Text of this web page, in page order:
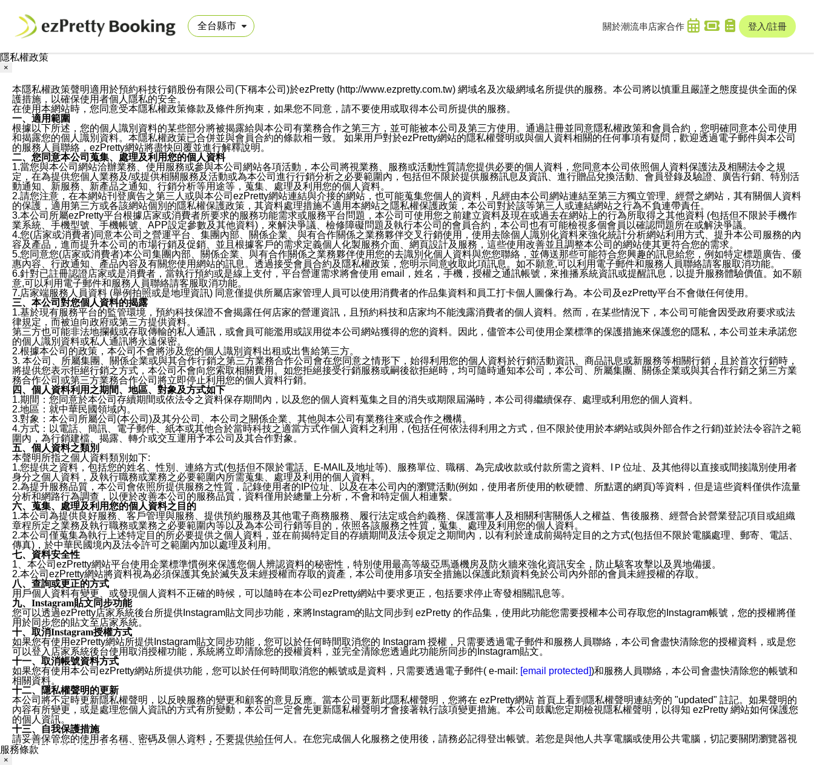
關於潮流串 店家合作 登入/註冊
隱私權政策
×
本隱私權政策聲明適用於預約科技行銷股份有限公司(下稱本公司)於ezPretty (http://www.ezpretty.com.tw) 網域名及次級網域名所提供的服務。本公司將以慎重且嚴謹之態度提供全面的保
護措施，以確保使用者個人隱私的安全。
在使用本網站時，您同意受本隱私權政策條款及條件所拘束，如果您不同意，請不要使用或取得本公司所提供的服務。
一、適用範圍
根據以下所述，您的個人識別資料的某些部分將被揭露給與本公司有業務合作之第三方，並可能被本公司及第三方使用。通過註冊並同意隱私權政策和會員合約，您明確同意本公司使用
和揭露您的個人識別資料。本隱私權政策已合併並與會員合約的條款相一致。 如果用戶對於ezPretty網站的隱私權聲明或與個人資料相關的任何事項有疑問，歡迎透過電子郵件與本公司
的服務人員聯絡，ezPretty網站將盡快回覆並進行解釋說明。
二、您同意本公司蒐集、處理及利用您的個人資料
1.當您與本公司網站洽辦業務、使用服務或參與本公司網站各項活動，本公司將視業務、服務或活動性質請您提供必要的個人資料，您同意本公司依照個人資料保護法及相關法令之規
定，在為提供您個人業務及/或提供相關服務及活動或為本公司進行行銷分析之必要範圍內，包括但不限於提供服務訊息及資訊、進行贈品兌換活動、會員登錄及驗證、廣告行銷、特別活
動通知、新服務、新產品之通知、行銷分析等用途等，蒐集、處理及利用您的個人資料。
2.請您注意，在本網站刊登廣告之第三人或與本公司ezPretty網站連結與介接的網站，也可能蒐集您個人的資料，凡經由本公司網站連結至第三方獨立管理、經營之網站，其有關個人資料
的保護，適用第三方或各該網站個別的隱私權保護政策，其資料處理措施不適用本網站之隱私權保護政策，本公司對於該等第三人或連結網站之行為不負連帶責任。
3.本公司所屬ezPretty平台根據店家或消費者所要求的服務功能需求或服務平台問題，本公司可使用您之前建立資料及現在或過去在網站上的行為所取得之其他資料 (包括但不限於手機作
業系統、手機型號、手機帳號、APP設定參數及其他資料)，來解決爭議、檢修障礙問題及執行本公司的會員合約，本公司也有可能檢視多個會員以確認問題所在或解決爭議。
4.您(店家或消費者)同意本公司之營運平台、集團內部、關係企業、與有合作關係之業務夥伴交叉行銷使用，使用去除個人識別化資料來強化統計分析網站利用方式、提升本公司服務的內
容及產品，進而提升本公司的市場行銷及促銷、並且根據客戶的需求定義個人化製服務介面、網頁設計及服務，這些使用改善並且調整本公司的網站使其更符合您的需求。
5.您同意您(店家或消費者)本公司集團內部、關係企業、與有合作關係之業務夥伴使用您的去識別化個人資料與您您聯絡，並傳送那些可能符合您興趣的訊息給您，例如特定標題廣告、優
惠內容、行政通知、產品內容及有關您使用網站的訊息。透過接受會員合約及隱私權政策，您明示同意收取此項訊息。如不願意,可以利用電子郵件和服務人員聯絡請客服取消功能。
6.針對已註冊認證店家或是消費者，當執行預約或是線上支付，平台營運需求將會使用 email，姓名，手機，授權之通訊帳號，來推播系統資訊或提醒訊息，以提升服務體驗價值。如不願
意,可以利用電子郵件和服務人員聯絡請客服取消功能。
7.店家端服務人員資料 (舉例拍照或是地理資訊) 同意僅提供所屬店家管理人員可以使用消費者的作品集資料和員工打卡個人圖像行為。本公司及ezPretty平台不會做任何使用。
三、本公司對您個人資料的揭露
1.基於現有服務平台的監管環境，預約科技保證不會揭露任何店家的營運資訊，且預約科技和店家均不能洩露消費者的個人資料。然而，在某些情況下，本公司可能會因受政府要求或法
律規定，而被迫向政府或第三方提供資料。
第三方也可能非法地攔截或存取傳輸的私人通訊，或會員可能濫用或誤用從本公司網站獲得的您的資料。因此，儘管本公司使用企業標準的保護措施來保護您的隱私，本公司並未承諾您
的個人識別資料或私人通訊將永遠保密。
2.根據本公司的政策，本公司不會將涉及您的個人識別資料出租或出售給第三方。
3. 本公司、所屬集團、關係企業或與其合作行銷之第三方業務合作公司會在您同意之情形下，始得利用您的個人資料於行銷活動資訊、商品訊息或新服務等相關行銷，且於首次行銷時，
將提供您表示拒絕行銷之方式，本公司不會向您索取相關費用。如您拒絕接受行銷服務或嗣後欲拒絕時，均可隨時通知本公司，本公司、所屬集團、關係企業或與其合作行銷之第三方業
務合作公司或第三方業務合作公司將立即停止利用您的個人資料行銷。
四、個人資料利用之期間、地區、對象及方式如下
1.期間：您同意於本公司存續期間或依法令之資料保存期間內，以及您的個人資料蒐集之目的消失或期限屆滿時，本公司得繼續保存、處理或利用您的個人資料。
2.地區：就中華民國領域內。
3.對象：本公司所屬公司(本公司)及其分公司、本公司之關係企業、其他與本公司有業務往來或合作之機構。
4.方式：以電話、簡訊、電子郵件、紙本或其他合於當時科技之適當方式作個人資料之利用，(包括任何依法得利用之方式，但不限於使用於本網站或與外部合作之行銷)並於法令容許之範
圍內，為行銷建檔、揭露、轉介或交互運用予本公司及其合作對象。
五、個人資料之類別
本聲明所指之個人資料類別如下:
1.您提供之資料，包括您的姓名、性別、連絡方式(包括但不限於電話、E-MAIL及地址等)、服務單位、職稱、為完成收款或付款所需之資料、IＰ位址、及其他得以直接或間接識別使用者
身分之個人資料，及執行職務或業務之必要範圍內所需蒐集、處理及利用的個人資料。
2.為提升服務品質，本公司會依照所提供服務之性質，記錄使用者的IP位址、以及在本公司內的瀏覽活動(例如，使用者所使用的軟硬體、所點選的網頁)等資料，但是這些資料僅供作流量
分析和網路行為調查，以便於改善本公司的服務品質，資料僅用於總量上分析，不會和特定個人相連繫。
六、蒐集、處理及利用您的個人資料之目的
1.本公司為提供良好服務、客戶管理與服務、提供預約服務及其他電子商務服務、履行法定或合約義務、保護當事人及相關利害關係人之權益、售後服務、經營合於營業登記項目或組織
章程所定之業務及執行職務或業務之必要範圍內等以及為本公司行銷等目的，依照各該服務之性質，蒐集、處理及利用您的個人資料。
2.本公司僅蒐集為執行上述特定目的所必要提供之個人資料，並在前揭特定目的存續期間及法令規定之期間內，以有利於達成前揭特定目的之方式(包括但不限於電腦處理、郵寄、電話、
傳真)，於中華民國境內及法令許可之範圍內加以處理及利用。
七、資料安全性
1、本公司ezPretty網站平台使用企業標準慣例來保護您個人辨認資料的秘密性，特別使用最高等級亞馬遜機房及防火牆來強化資訊安全，防止駭客攻擊以及異地備援。
2.本公司ezPretty網站將資料視為必須保護其免於滅失及未經授權而存取的資產，本公司使用多項安全措施以保護此類資料免於公司內外部的會員未經授權的存取。
八、查詢或更正的方式
用戶個人資料有變更、或發現個人資料不正確的時候，可以隨時在本公司ezPretty網站中要求更正，包括要求停止寄發相關訊息等。
九、Instagram貼文同步功能
您可以透過ezPretty店家系統後台所提供Instagram貼文同步功能，來將Instagram的貼文同步到 ezPretty 的作品集，使用此功能您需要授權本公司存取您的Instagram帳號，您的授權將僅
用於同步您的貼文至店家系統。
十、取消Instagram授權方式
如果您有使用ezPretty網站所提供Instagram貼文同步功能，您可以於任何時間取消您的 Instagram 授權，只需要透過電子郵件和服務人員聯絡，本公司會盡快清除您的授權資料，或是您
可以登入店家系統後台使用取消授權功能，系統將立即清除您的授權資料，並完全清除您透過此功能所同步的Instagram貼文。
十一、取消帳號資料方式
如果您有使用本公司ezPretty網站所提供功能，您可以於任何時間取消您的帳號或是資料，只需要透過電子郵件( e-mail: [email protected])和服務人員聯絡，本公司會盡快清除您的帳號和
相關資料。
十二、隱私權聲明的更新
本公司將不定時更新隱私權聲明，以反映服務的變更和顧客的意見反應。當本公司更新此隱私權聲明，您將在 ezPretty網站 首頁上看到隱私權聲明連結旁的 "updated" 註記。如果聲明的
內容有所變更，或是處理您個人資訊的方式有所變動，本公司一定會先更新隱私權聲明才會接著執行該項變更措施。本公司鼓勵您定期檢視隱私權聲明，以得知 ezPretty 網站如何保護您
的個人資訊。
十三、自我保護措施
請妥善保管您的使用者名稱、密碼及個人資料，不要提供給任何人。在您完成個人化服務之使用後，請務必記得登出帳號。若您是與他人共享電腦或使用公共電腦，切記要關閉瀏覽器視
窗，以防止他人讀取您的個人資料、信件或進入所機關管理區。
服務條款
×